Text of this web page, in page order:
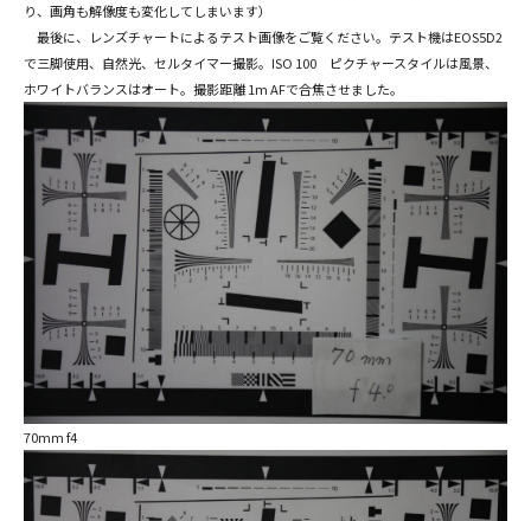
り、画角も解像度も変化してしまいます）
最後に、レンズチャートによるテスト画像をご覧ください。テスト機はEOS5D2
で三脚使用、自然光、セルタイマー撮影。ISO 100 ピクチャースタイルは風景、
ホワイトバランスはオート。撮影距離 1m AFで合焦させました。
70mm f4